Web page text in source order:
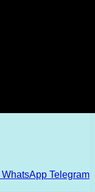
WhatsApp Telegram